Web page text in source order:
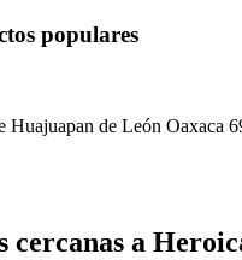
populares
Huajuapan de León Oaxaca
cercanas a